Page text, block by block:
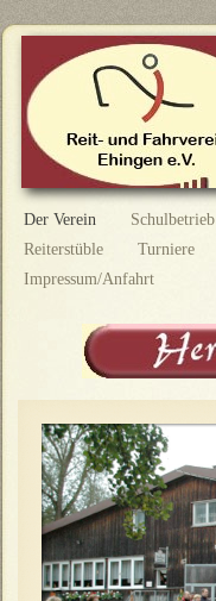
Der Verein Schulbetrieb
Reiterstüble
Turniere
Impressum/Anfahrt